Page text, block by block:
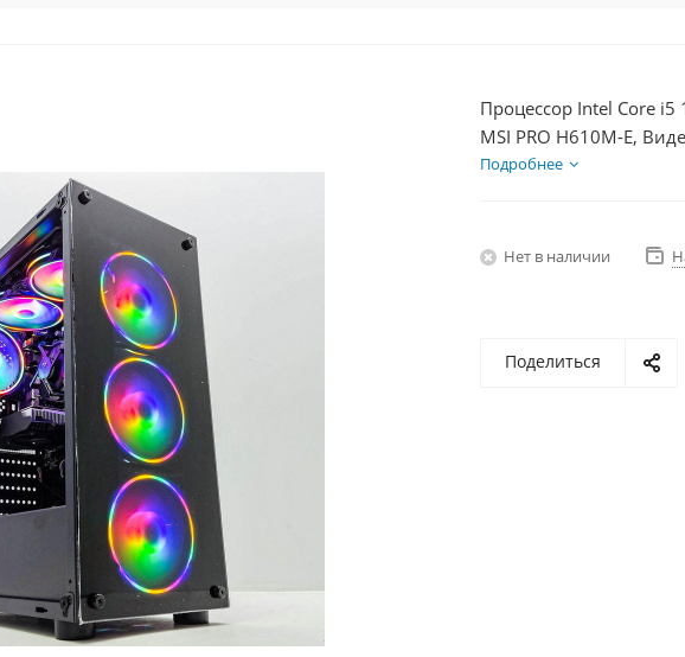
Процессор Intel Core i5
MSI PRO H610M-E,
1000Гб, БП 750Вт
Подробнее
Нет в наличии
Поделиться